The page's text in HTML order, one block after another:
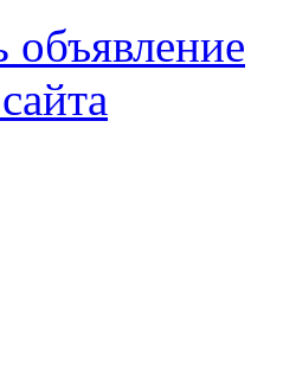
объявление